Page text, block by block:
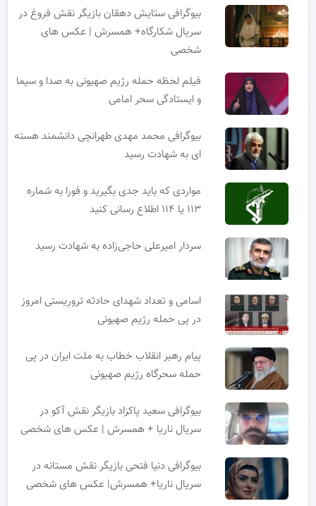
بیوگرافی ستایش دهقان بازیگر نقش فروغ در
سریال شکارگاه+ همسرش | عکس های
شخصی
فیلم لحظه حمله رژیم صهیونی به صدا و سیما
و ایستادگی سحر امامی
بیوگرافی محمد مهدی طهرانچی دانشمند هسته
ای به شهادت رسید
مواردی که باید جدی بگیرید و فورا به شماره
۱۱۳ یا ۱۱۴ اطلاع رسانی کنید
سردار امیرعلی حاجی‌زاده به شهادت رسید
اسامی و تعداد شهدای حادثه تروریستی امروز
در پی حمله رژیم صهیونی
پیام رهبر انقلاب خطاب به ملت ایران در پی
حمله سحرگاه رژیم صهیونی
بیوگرافی سعید پاکزاد بازیگر نقش آکو در
سریال ناریا + همسرش | عکس های شخصی
بیوگرافی دنیا فتحی بازیگر نقش مستانه در
سریال ناریا+ همسرش| عکس های شخصی